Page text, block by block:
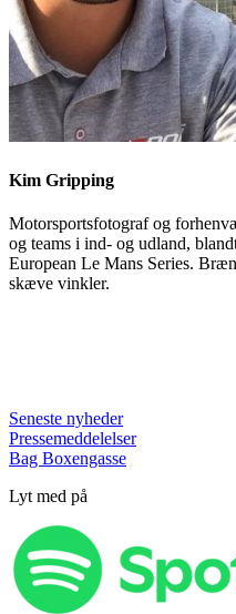
Kim Gripping
Motorsportsfotograf og
og teams i ind- og udland,
European Le Mans Series.
skæve vinkler.
Seneste nyheder
Pressemeddelelser
Bag Boxengasse
Lyt med på